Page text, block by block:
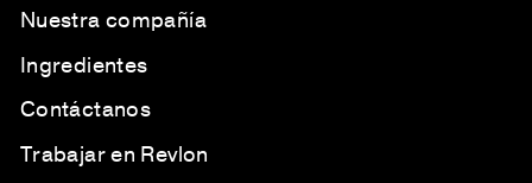
Nuestra compañía
Ingredientes
Contáctanos
Trabajar en Revlon